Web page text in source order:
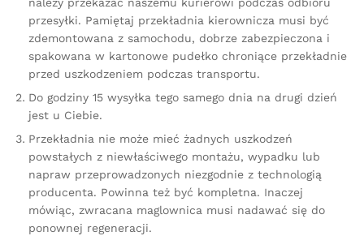
należy przekazać naszemu kurierowi podczas odbioru
przesyłki. Pamiętaj przekładnia kierownicza musi być
zdemontowana z samochodu, dobrze zabezpieczona i
spakowana w kartonowe pudełko chroniące przekładnie
przed uszkodzeniem podczas transportu.
Do godziny 15 wysyłka tego samego dnia na drugi dzień
jest u Ciebie.
Przekładnia nie może mieć żadnych uszkodzeń
powstałych z niewłaściwego montażu, wypadku lub
napraw przeprowadzonych niezgodnie z technologią
producenta. Powinna też być kompletna. Inaczej
mówiąc, zwracana maglownica musi nadawać się do
ponownej regeneracji.